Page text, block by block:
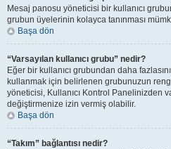
Mesaj panosu yöneticisi bir kullanıcı
grubun üyelerinin kolayca tanınması
Başa dön
“Varsayılan kullanıcı grubu” nedir?
Eğer bir kullanıcı grubundan daha
kullanmak için belirlenen grubunuzun
yöneticisi, Kullanıcı Kontrol Panelinizden
değiştirmenize izin vermiş olabilir.
Başa dön
“Takım” bağlantısı nedir?